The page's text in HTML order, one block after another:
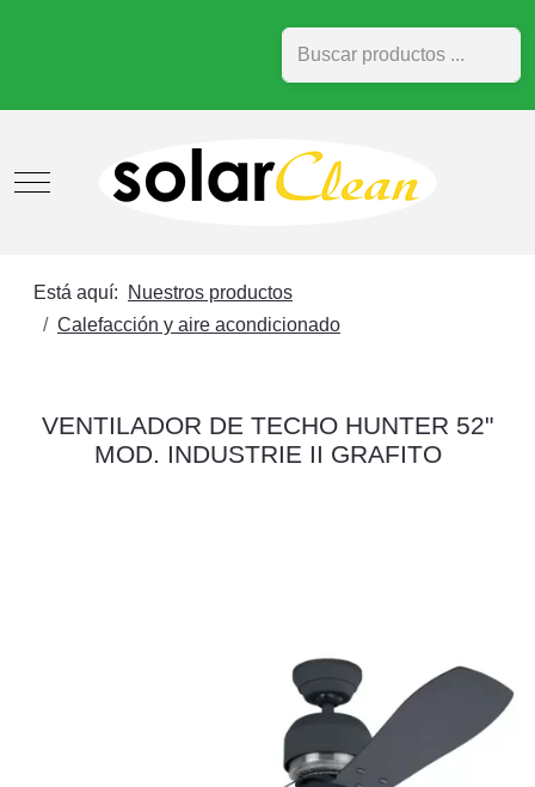
Buscar
Mobile Menu Toggle
Está aquí:
Nuestros productos
Calefacción y aire acondicionado
VENTILADOR DE TECHO HUNTER 52"
MOD. INDUSTRIE II GRAFITO